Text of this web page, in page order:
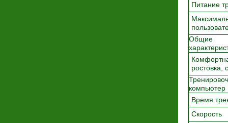
Питание
Общие
ростовка,
компьютер
Время
Скорость